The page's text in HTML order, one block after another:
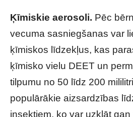
Ķīmiskie aerosoli. Pēc
vecuma sasniegšanas var
ķīmiskos līdzekļus, kas
ķīmisko vielu DEET un
tilpumu no 50 līdz 200
populārākie aizsardzības
insektiem, ko var uzklāt